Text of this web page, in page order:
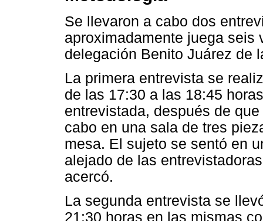
Se llevaron a cabo dos
aproximadamente juega seis
delegación Benito Juárez de
La primera entrevista se
de las 17:30 a las 18:45
entrevistada, después de
cabo en una sala de tres
mesa. El sujeto se sentó en
alejado de las
acercó.
La segunda entrevista se
21:30 horas en las mismas